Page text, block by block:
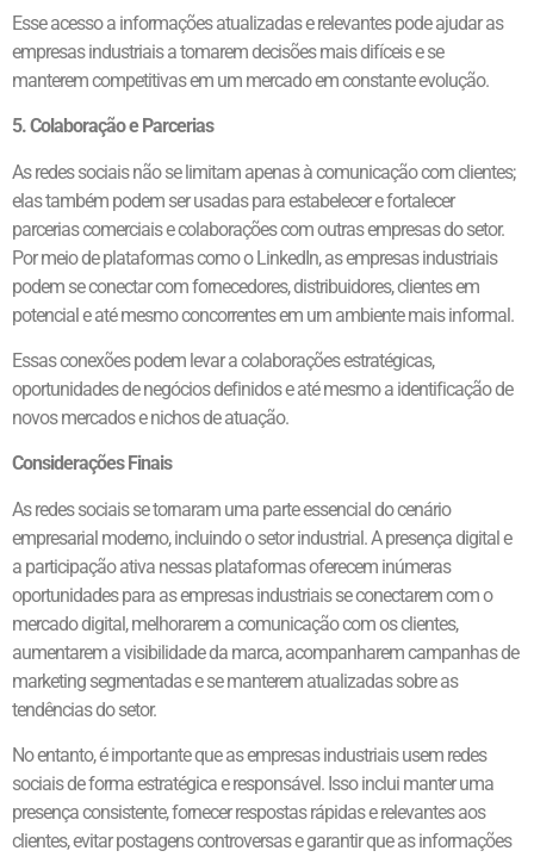
Esse acesso a informações atualizadas e relevantes pode ajudar as
empresas industriais a tomarem decisões mais difíceis e se
manterem competitivas em um mercado em constante evolução.
5. Colaboração e Parcerias
As redes sociais não se limitam apenas à comunicação com clientes;
elas também podem ser usadas para estabelecer e fortalecer
parcerias comerciais e colaborações com outras empresas do setor.
Por meio de plataformas como o LinkedIn, as empresas industriais
podem se conectar com fornecedores, distribuidores, clientes em
potencial e até mesmo concorrentes em um ambiente mais informal.
Essas conexões podem levar a colaborações estratégicas,
oportunidades de negócios definidos e até mesmo a identificação de
novos mercados e nichos de atuação.
Considerações Finais
As redes sociais se tornaram uma parte essencial do cenário
empresarial moderno, incluindo o setor industrial. A presença digital e
a participação ativa nessas plataformas oferecem inúmeras
oportunidades para as empresas industriais se conectarem com o
mercado digital, melhorarem a comunicação com os clientes,
aumentarem a visibilidade da marca, acompanharem campanhas de
marketing segmentadas e se manterem atualizadas sobre as
tendências do setor.
No entanto, é importante que as empresas industriais usem redes
sociais de forma estratégica e responsável. Isso inclui manter uma
presença consistente, fornecer respostas rápidas e relevantes aos
clientes, evitar postagens controversas e garantir que as informações